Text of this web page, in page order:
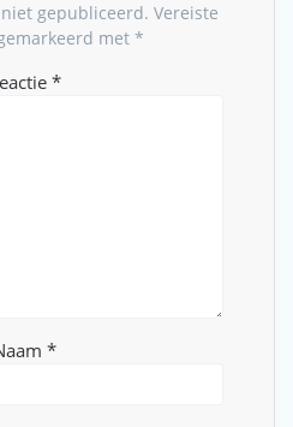
gepubliceerd. Vereiste
met *
*
*